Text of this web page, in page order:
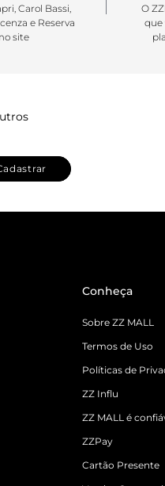
Carol Bassi,
e Reserva
site
O
que
Conheça
Sobre ZZ MALL
Termos de Uso
Políticas de
ZZ Influ
ZZ MALL é
ZZPay
Cartão Presente